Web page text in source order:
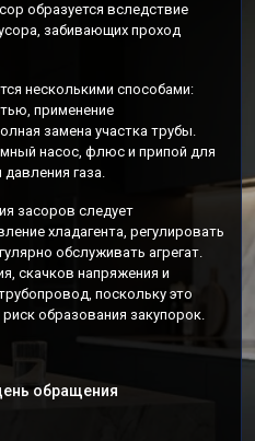
образуется вследствие
забивающих проход
несколькими способами:
применение
замена участка трубы.
насос, флюс и припой для
газа.
засоров следует
хладагента, регулировать
обслуживать агрегат.
скачков напряжения и
поскольку это
образования закупорок.
обращения